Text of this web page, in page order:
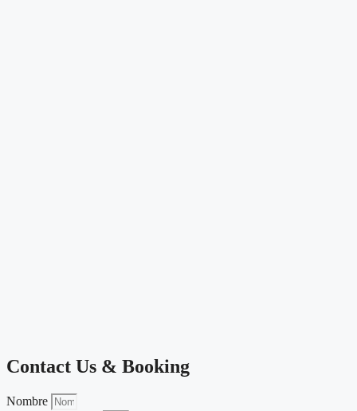
Contact Us & Booking
Nombre